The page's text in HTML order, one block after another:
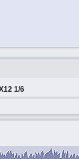
1/6